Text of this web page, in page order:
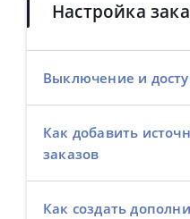
Выключение и
Как добавить
заказов
Как создать